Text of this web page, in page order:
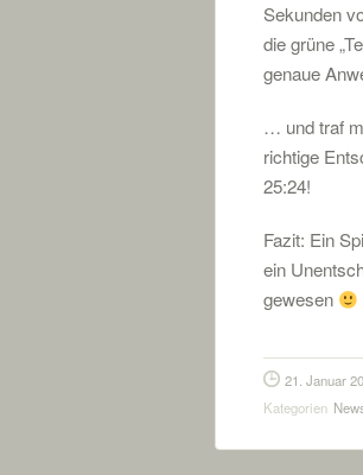
Sekunden
die grüne
genaue
… und traf
richtige
25:24!
Fazit: Ein
ein
gewesen
21. Januar
Kategorien